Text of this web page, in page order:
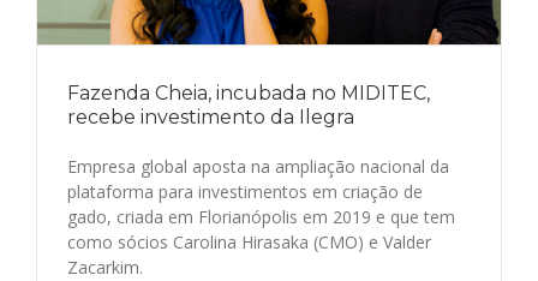
Fazenda Cheia, incubada no MIDITEC,
recebe investimento da Ilegra
Empresa global aposta na ampliação nacional da
plataforma para investimentos em criação de
gado, criada em Florianópolis em 2019 e que tem
como sócios Carolina Hirasaka (CMO) e Valder
Zacarkim.